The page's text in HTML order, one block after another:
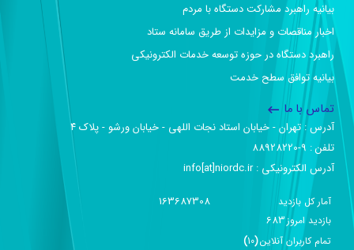
بیانیه راهبرد مشارکت دستگاه با مردم
اخبار مناقصات و مزایدات از طریق سامانه ستاد
راهبرد دستگاه در حوزه توسعه خدمات الکترونیکی
بیانیه توافق سطح خدمت
تماس با ما
آدرس :‌ تهران - خیابان استاد نجات اللهی - خیابان ورشو - پلاک ۴
تلفن :‌ 9-88928220
آدرس الکترونیکی :‌ info[at]niordc.ir
آمار کل بازدید 163687308
بازديد امروز683
تمام کاربران آنلاين(
10
)